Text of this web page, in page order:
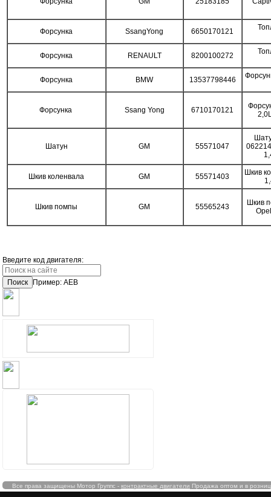
Форсунка SsangYong 6650170121
Форсунка RENAULT 8200100272
Форсунка BMW 13537798446
Форсунка Ssang Yong 6710170121
Шатун GM 55571047
Шкив коленвала GM 55571403
Шкив
Шкив помпы GM 55565243
Шкив
Введите код двигателя:
Поиск Пример: AEB
Все права защищены Мотор Группс - контрактные двигатели Продажа оптом и в